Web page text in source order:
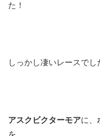
た！
しっかし凄いレースでし
アスクビクターモアに、
を。